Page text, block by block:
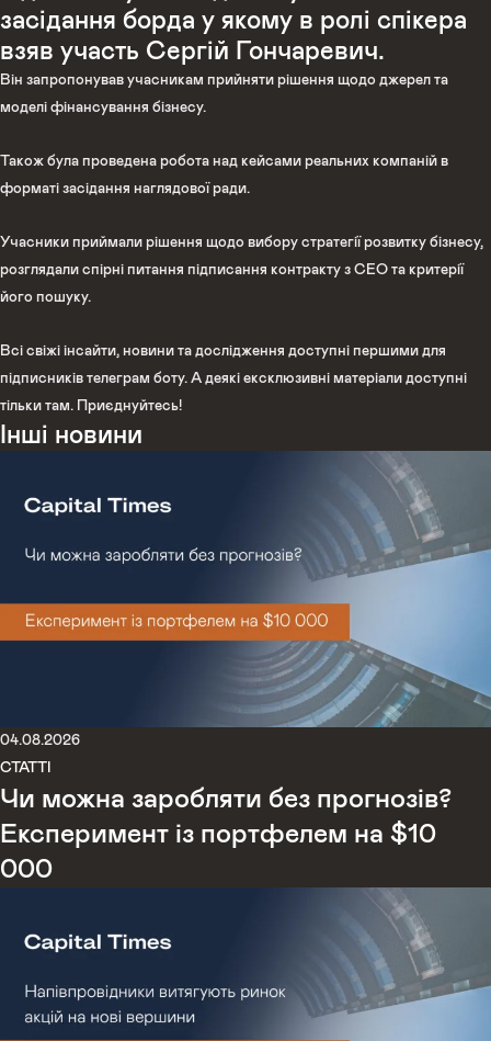
засідання борда у якому в ролі спікера
взяв участь Сергій Гончаревич.
Він запропонував учасникам прийняти рішення щодо джерел та
моделі фінансування бізнесу.
Також була проведена робота над кейсами реальних компаній в
форматі засідання наглядової ради.
Учасники приймали рішення щодо вибору стратегії розвитку бізнесу,
розглядали спірні питання підписання контракту з СЕО та критерії
його пошуку.
Всі свіжі інсайти, новини та дослідження доступні першими для
підписників телеграм боту. А деякі ексклюзивні матеріали доступні
тільки там. Приєднуйтесь!
Інші новини
04.08.2026
СТАТТІ
Чи можна заробляти без прогнозів?
Експеримент із портфелем на $10
000